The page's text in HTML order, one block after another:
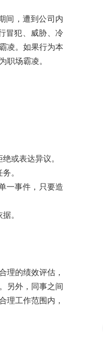
间，遭到公司内
冒犯、威胁、冷
凌。如果行为本
场霸凌。
或表达异议。
。
一事件，只要造
。
理的绩效评估，
另外，同事之间
理工作范围内，